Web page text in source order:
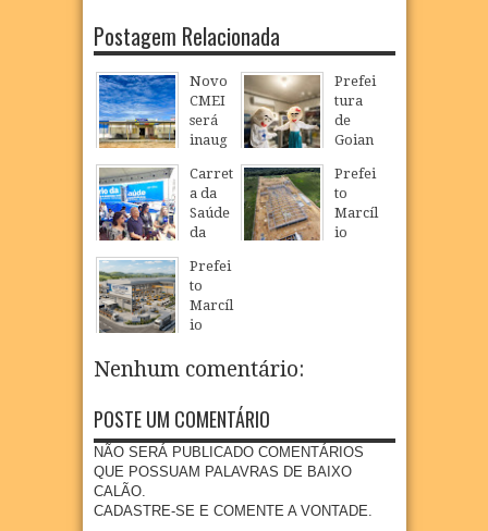
Postagem Relacionada
Novo
CMEI
será
inaug
em
São
Loure
nço e
ampli
a
oferta
de
infanti
Goian
04 Aug 2026
Prefei
tura
de
Goian
realiz
a
Camp
anha
res de
15
04 Aug 2026
Carret
a da
Saúde
da
r
inicia
atendi
mento
Goian
foco
na
preve
nção e
óstico
Prefei
to
Marcíl
io
de
nova
ria em
Prefei
to
Marcíl
io
realiz
técnic
a à
área
que
receb
erá
Nenhum comentário:
POSTE UM COMENTÁRIO
NÃO SERÁ PUBLICADO COMENTÁRIOS
QUE POSSUAM PALAVRAS DE BAIXO
CALÃO.
CADASTRE-SE E COMENTE A VONTADE.